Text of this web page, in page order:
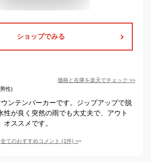
ショップでみる
価格と在庫を楽天でチェック >>
性)
ンテンパーカーです。ジップアップで脱
性が良く突然の雨でも大丈夫で、アウト
オススメです。
全てのおすすめコメント (1件) >